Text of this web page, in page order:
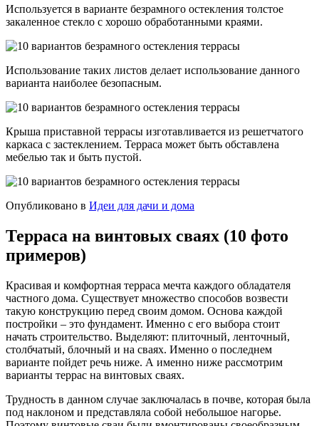
Используется в варианте безрамного остекления толстое
закаленное стекло с хорошо обработанными краями.
Использование таких листов делает использование данного
варианта наиболее безопасным.
Крыша приставной террасы изготавливается из решетчатого
каркаса с застеклением. Терраса может быть обставлена
мебелью так и быть пустой.
Опубликовано в Идеи для дачи и дома
Терраса на винтовых сваях (10 фото
примеров)
Красивая и комфортная терраса мечта каждого обладателя
частного дома. Существует множество способов возвести
такую конструкцию перед своим домом. Основа каждой
постройки – это фундамент. Именно с его выбора стоит
начать строительство. Выделяют: плиточный, ленточный,
столбчатый, блочный и на сваях. Именно о последнем
варианте пойдет речь ниже. А именно ниже рассмотрим
варианты террас на винтовых сваях.
Трудность в данном случае заключалась в почве, которая была
под наклоном и представляла собой небольшое нагорье.